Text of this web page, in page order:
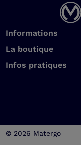
Informations
La boutique
Infos pratiques
© 2026 Matergo